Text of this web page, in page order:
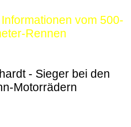
vom 500-
Rennen
- Sieger bei den
Motorrädern